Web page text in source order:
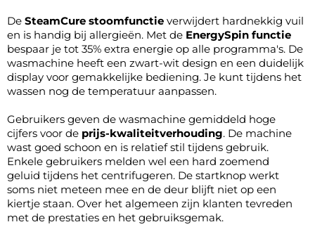
De SteamCure stoomfunctie verwijdert hardnekkig vuil
en is handig bij allergieën. Met de EnergySpin functie
bespaar je tot 35% extra energie op alle programma's. De
wasmachine heeft een zwart-wit design en een duidelijk
display voor gemakkelijke bediening. Je kunt tijdens het
wassen nog de temperatuur aanpassen.
Gebruikers geven de wasmachine gemiddeld hoge
cijfers voor de prijs-kwaliteitverhouding. De machine
wast goed schoon en is relatief stil tijdens gebruik.
Enkele gebruikers melden wel een hard zoemend
geluid tijdens het centrifugeren. De startknop werkt
soms niet meteen mee en de deur blijft niet op een
kiertje staan. Over het algemeen zijn klanten tevreden
met de prestaties en het gebruiksgemak.